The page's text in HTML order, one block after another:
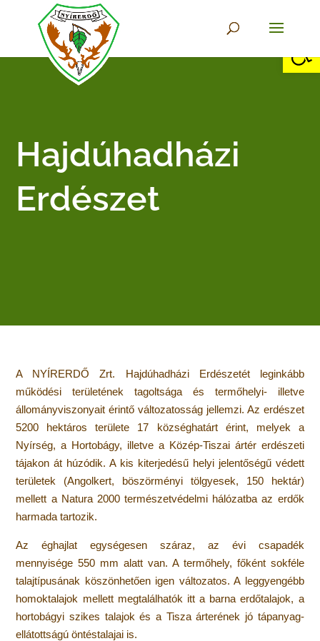
Hajdúhadházi
Erdészet
A NYÍRERDŐ Zrt. Hajdúhadházi Erdészetét leginkább
működési területének tagoltsága és termőhelyi- illetve
állományviszonyait érintő változatosság jellemzi. Az erdészet
5200 hektáros területe 17 községhatárt érint, melyek a
Nyírség, a Hortobágy, illetve a Közép-Tiszai ártér erdészeti
tájakon át húzódik. A kis kiterjedésű helyi jelentőségű védett
területek (Angolkert, böszörményi tölgyesek, 150 hektár)
mellett a Natura 2000 természetvédelmi hálózatba az erdők
harmada tartozik.
Az éghajlat egységesen száraz, az évi csapadék
mennyisége 550 mm alatt van. A termőhely, főként sokféle
talajtípusának köszönhetően igen változatos. A leggyengébb
homoktalajok mellett megtalálhatók itt a barna erdőtalajok, a
hortobágyi szikes talajok és a Tisza árterének jó tápanyag-
ellátottságú öntéstalajai is.